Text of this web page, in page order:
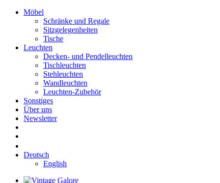
Möbel
Schränke und Regale
Sitzgelegenheiten
Tische
Leuchten
Decken- und Pendelleuchten
Tischleuchten
Stehleuchten
Wandleuchten
Leuchten-Zubehör
Sonstiges
Über uns
Newsletter
Deutsch
English